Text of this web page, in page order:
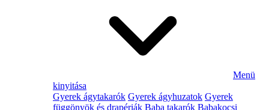
Menü
kinyitása
Gyerek ágytakarók Gyerek ágyhuzatok Gyerek
függönyök és drapériák Baba takarók Babakocsi